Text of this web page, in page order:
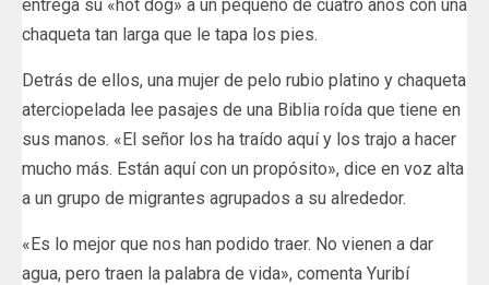
entrega su «hot dog» a un pequeño de cuatro años con una
chaqueta tan larga que le tapa los pies.
Detrás de ellos, una mujer de pelo rubio platino y chaqueta
aterciopelada lee pasajes de una Biblia roída que tiene en
sus manos. «El señor los ha traído aquí y los trajo a hacer
mucho más. Están aquí con un propósito», dice en voz alta
a un grupo de migrantes agrupados a su alrededor.
«Es lo mejor que nos han podido traer. No vienen a dar
agua, pero traen la palabra de vida», comenta Yuribí